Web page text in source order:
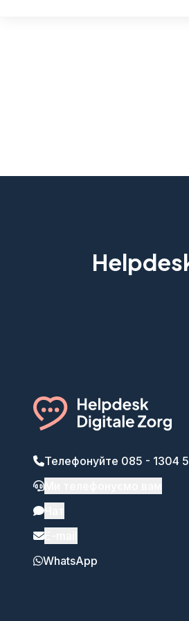
Телефонуйте 085 - 1304
WhatsApp